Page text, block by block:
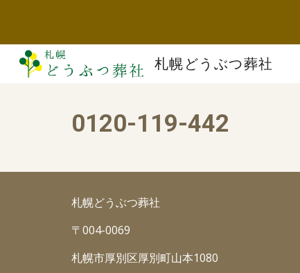
札幌どうぶつ葬社
0120-119-442
札幌どうぶつ葬社
〒004-0069
札幌市厚別区厚別町山本1080